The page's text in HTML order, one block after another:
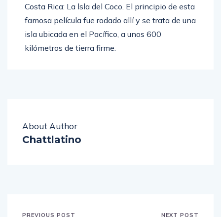
Costa Rica: La lsla del Coco. El principio de esta
famosa película fue rodado allí y se trata de una
isla ubicada en el Pacífico, a unos 600
kilómetros de tierra firme.
About Author
Chattlatino
PREVIOUS POST NEXT POST